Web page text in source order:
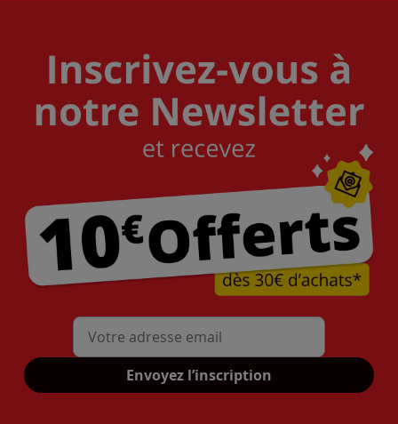
Mon adresse mail
Envoyez l’inscription